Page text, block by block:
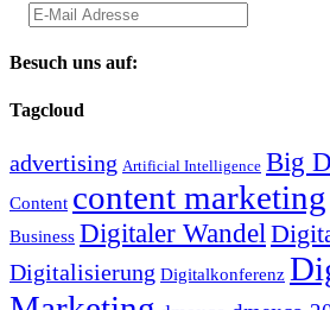
Besuch uns auf:
Tagcloud
advertising Artificial Intelligence Big
Content content marketing
Business Digitaler Wandel
Digitalisierung Digitalkonferenz